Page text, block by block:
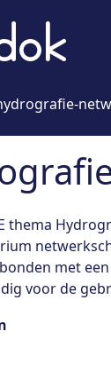
thema
met
voor de